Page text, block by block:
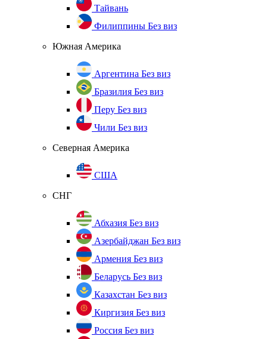
Тайвань
Филиппины Без виз
Южная Америка
Аргентина Без виз
Бразилия Без виз
Перу Без виз
Чили Без виз
Северная Америка
США
СНГ
Абхазия Без виз
Азербайджан Без виз
Армения Без виз
Беларусь Без виз
Казахстан Без виз
Киргизия Без виз
Россия Без виз